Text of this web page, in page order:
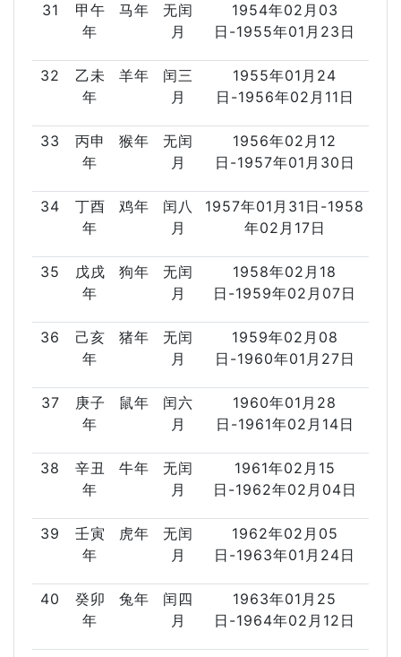
31
甲午
年
马年
无闰
月
1954年02月03
日-1955年01月23日
32
乙未
年
羊年
闰三
月
1955年01月24
日-1956年02月11日
33
丙申
年
猴年
无闰
月
1956年02月12
日-1957年01月30日
34
丁酉
年
鸡年
闰八
月
1957年01月31日-1958
年02月17日
35
戊戌
年
狗年
无闰
月
1958年02月18
日-1959年02月07日
36
己亥
年
猪年
无闰
月
1959年02月08
日-1960年01月27日
37
庚子
年
鼠年
闰六
月
1960年01月28
日-1961年02月14日
38
辛丑
年
牛年
无闰
月
1961年02月15
日-1962年02月04日
39
壬寅
年
虎年
无闰
月
1962年02月05
日-1963年01月24日
40
癸卯
年
兔年
闰四
月
1963年01月25
日-1964年02月12日